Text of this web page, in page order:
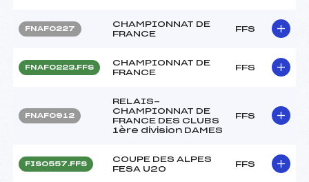
FNAF0227
CHAMPIONNAT DE
FRANCE
FFS
FNAF0223.FFS
CHAMPIONNAT DE
FRANCE
FFS
FNAF0912
RELAIS-
CHAMPIONNAT DE
FRANCE DES CLUBS
1ère division DAMES
FFS
FIS0557.FFS
COUPE DES ALPES
FESA U20
FFS